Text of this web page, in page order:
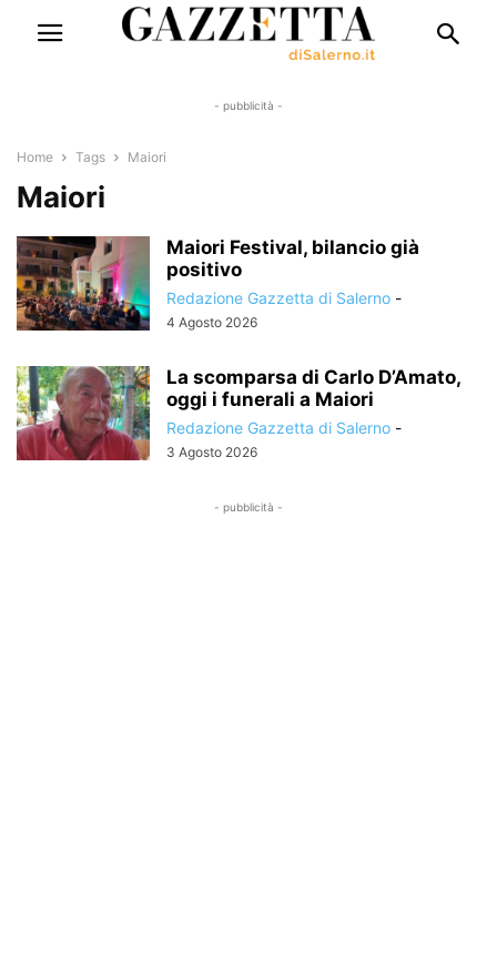
- pubblicità -
Home Tags Maiori
Maiori
Maiori Festival, bilancio già
positivo
Redazione Gazzetta di Salerno -
4 Agosto 2026
La scomparsa di Carlo D’Amato,
oggi i funerali a Maiori
Redazione Gazzetta di Salerno -
3 Agosto 2026
- pubblicità -